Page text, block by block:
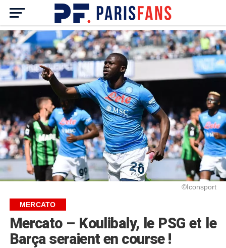
©Iconsport
MERCATO
Mercato – Koulibaly, le PSG et le
Barça seraient en course !